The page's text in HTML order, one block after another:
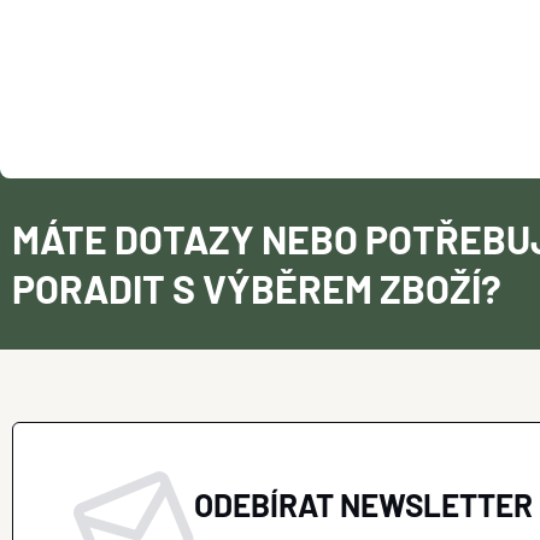
MÁTE DOTAZY NEBO
PORADIT S VÝBĚREM ZBOŽÍ?
ODEBÍRAT NEWSLETTER